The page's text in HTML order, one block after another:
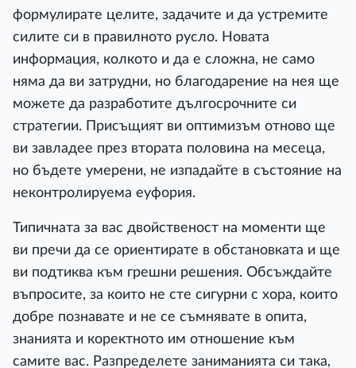
формулирате целите, задачите и да устремите
силите си в правилното русло. Новата
информация, колкото и да е сложна, не само
няма да ви затрудни, но благодарение на нея ще
можете да разработите дългосрочните си
стратегии. Присъщият ви оптимизъм отново ще
ви завладее през втората половина на месеца,
но бъдете умерени, не изпадайте в състояние на
неконтролируема еуфория.
Типичната за вас двойственост на моменти ще
ви пречи да се ориентирате в обстановката и ще
ви подтиква към грешни решения. Обсъждайте
въпросите, за които не сте сигурни с хора, които
добре познавате и не се съмнявате в опита,
знанията и коректното им отношение към
самите вас. Разпределете заниманията си така,